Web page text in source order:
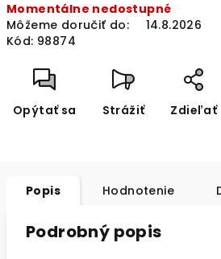
cena:
Momentálne nedostupné
Môžeme doručiť do:
14.8.2026
Kód: 98874
Opýtať sa Strážiť Zdieľať
Popis Hodnotenie
Podrobný popis